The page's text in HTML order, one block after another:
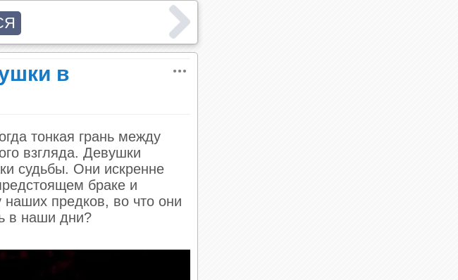
в
тонкая грань между
взгляда. Девушки
судьбы. Они искренне
браке и
наших предков, во что они
в наши дни?